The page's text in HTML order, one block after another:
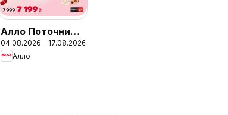
Алло Поточний
каталог
04.08.2026 - 17.08.2026
Алло